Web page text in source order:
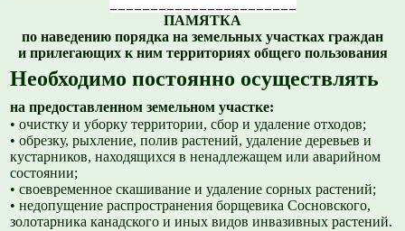
ПАМЯТКА
по наведению порядка на земельных участках граждан
и прилегающих к ним территориях общего пользования
Необходимо постоянно осуществлять
на предоставленном земельном участке:
• очистку и уборку территории, сбор и удаление отходов;
• обрезку, рыхление, полив растений, удаление деревьев и
кустарников, находящихся в ненадлежащем или аварийном
состоянии;
• своевременное скашивание и удаление сорных растений;
• недопущение распространения борщевика Сосновского,
золотарника канадского и иных видов инвазивных растений.